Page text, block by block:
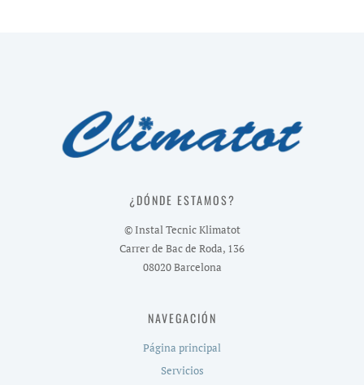
¿DÓNDE ESTAMOS?
© Instal Tecnic Klimatot
Carrer de Bac de Roda, 136
08020 Barcelona
NAVEGACIÓN
Página principal
Servicios